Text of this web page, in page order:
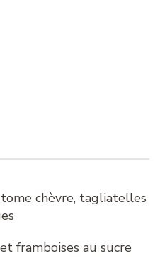
chèvre, tagliatelles
framboises au sucre